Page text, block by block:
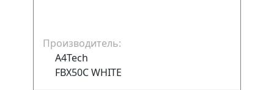
Производитель:
A4Tech
FBX50C WHITE